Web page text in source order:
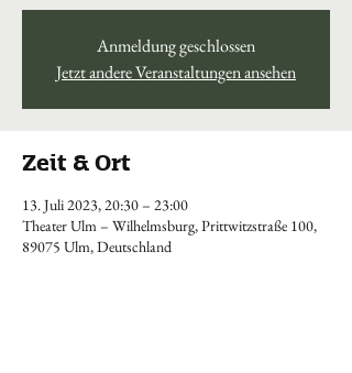
Anmeldung geschlossen
Jetzt andere Veranstaltungen ansehen
Zeit & Ort
13. Juli 2023, 20:30 – 23:00
Theater Ulm – Wilhelmsburg, Prittwitzstraße 100,
89075 Ulm, Deutschland